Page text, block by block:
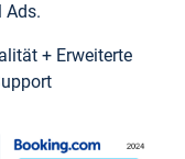
Ads.
+ Erweiterte